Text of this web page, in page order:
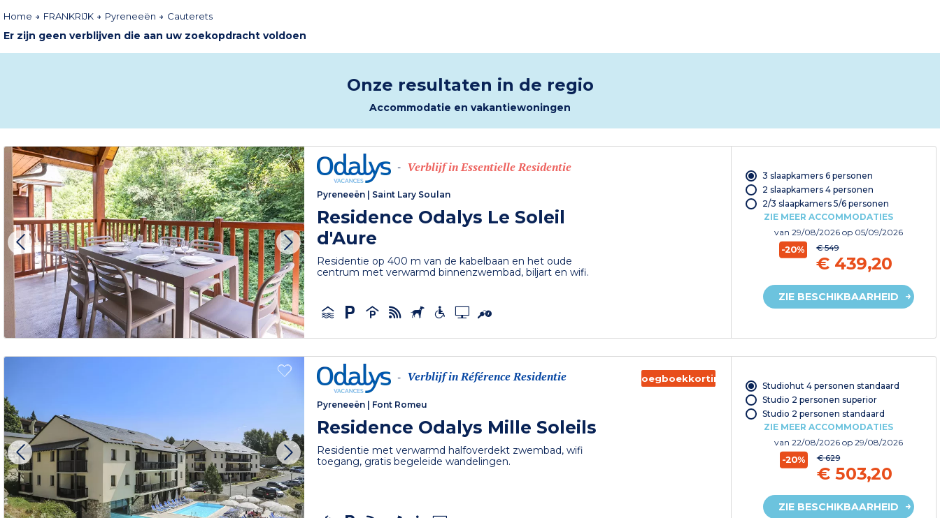
Home
FRANKRIJK Pyreneeën Cauterets
Er zijn geen verblijven die aan uw zoekopdracht voldoen
Onze resultaten in de regio
Accommodatie en vakantiewoningen
- Verblijf in Essentielle Residentie
Pyreneeën Saint Lary Soulan
Residence Odalys Le Soleil
d'Aure
Residentie op 400 m van de kabelbaan en het oude
centrum met verwarmd binnenzwembad, biljart en wifi.
3 slaapkamers 6 personen
2 slaapkamers 4 personen
2/3 slaapkamers 5/6 personen
ZIE MEER ACCOMMODATIES
van 29/08/2026 op 05/09/2026
-20% € 549
€ 439,20
ZIE BESCHIKBAARHEID
- Verblijf in Référence Residentie
Pyreneeën | Font Romeu
Residence Odalys Mille Soleils
Residentie met verwarmd halfoverdekt zwembad, wifi
toegang, gratis begeleide wandelingen.
Vroegboekkorting
Studiohut 4 personen standaard
Studio 2 personen superior
Studio 2 personen standaard
ZIE MEER ACCOMMODATIES
van 22/08/2026 op 29/08/2026
-20% € 629
€ 503,20
ZIE BESCHIKBAARHEID